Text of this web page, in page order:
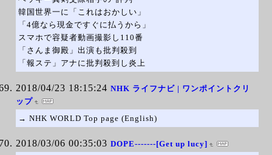
韓国世界一に「これはおかしい」
「4億なら現金ですぐに払うから」
スマホで容疑者動画撮影し110番
「さんま御殿」出演も批判殺到
「報ステ」アナに批判殺到し炎上
2018/04/23 18:15:24 NHK ライフナビ | ワンポイントクリ
ップ
→ NHK WORLD Top page (English)
2018/03/06 00:35:03 DOPE-------[Get up lucy]